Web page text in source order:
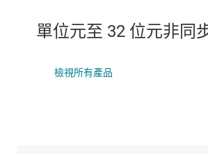
晶粒與
單位元至 32 位元非同
檢視所有產品